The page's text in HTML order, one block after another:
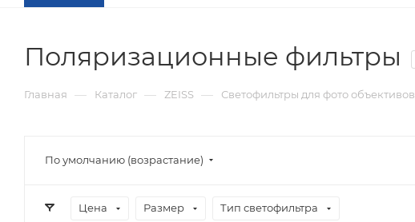
Поляризационные фильтры
Главная — Каталог — ZEISS — Светофильтры для фото объективов
По умолчанию (возрастание)
Цена Размер Тип светофильтра